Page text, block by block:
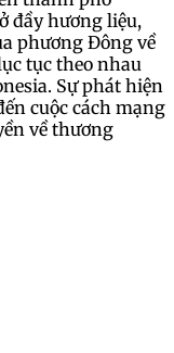
đầy hương liệu,
phương Đông về
tục theo nhau
Sự phát hiện
cuộc cách mạng
về thương